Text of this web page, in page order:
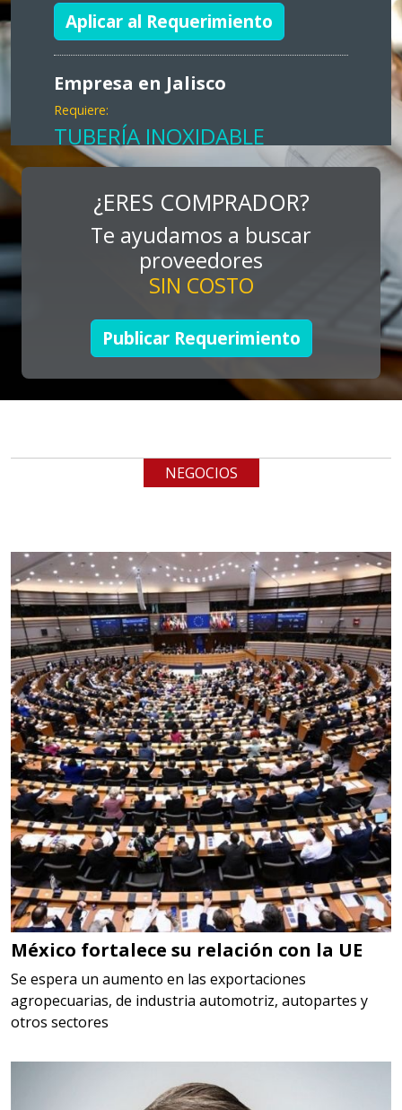
Aplicar al Requerimiento
Empresa en Jalisco
Requiere:
TUBERÍA INOXIDABLE
Especificaciones:
cualquiera
Aplicar al Requerimiento
Empresa en Jalisco
Requiere:
LOGÍSTICA DE CARGA LLAVE
EN MANO
Aplicar al Requerimiento
Empresa en Jalisco
Requiere:
LOGÍSTICA
Especificaciones:
cualquiera
Aplicar al Requerimiento
Empresa en Querétaro
Requiere:
HERRAMIENTAS DE CORTE
Especificaciones:
HSS, CON RECUBRIMIENTO,
CARBURO, RIMAS, ENDMILLS,
BROCAS, LIMAS, ETC
Aplicar al Requerimiento
Empresa en Querétaro
Requiere:
HERRAMIENTAS DE TORQUE
¿ERES COMPRADOR?
Te ayudamos a buscar
proveedores
SIN COSTO
Publicar Requerimiento
NEGOCIOS
México fortalece su relación con la UE
Se espera un aumento en las exportaciones
agropecuarias, de industria automotriz, autopartes y
otros sectores